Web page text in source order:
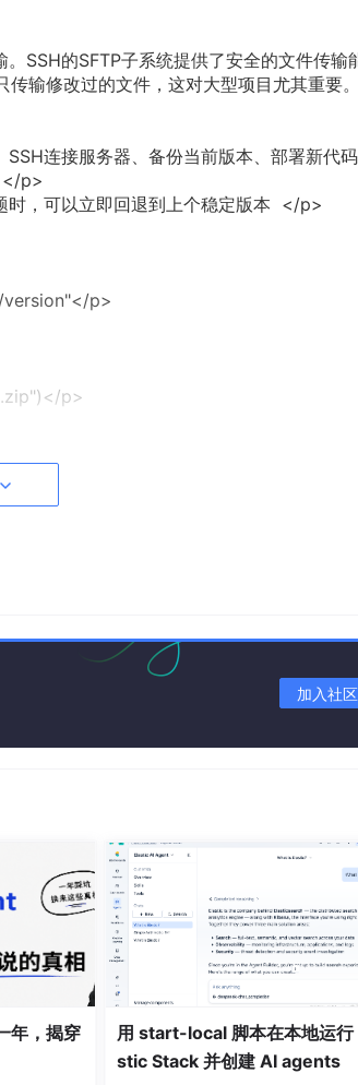
SSH的SFTP子系统提供了安全的文件传输
传输修改过的文件，这对大型项目尤其重要
连接服务器、备份当前版本、部署新代
</p>
时，可以立即回退到上个稳定版本 </p>
p>
p>
p>
存余量成功后发送飞书/钉钉通知。还可以
p>
p>
PHP进程用户(通常是www-data)可能没有
为www-data生成专用密钥。 </p>
文件传输启用压缩并行执行非依赖命令。
加入社区
年，揭穿
用 start-local 脚本在本地运行
stic Stack 并创建 AI agents